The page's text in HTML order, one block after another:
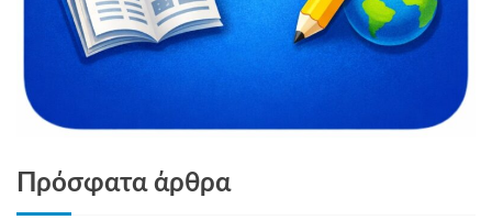
Πρόσφατα άρθρα